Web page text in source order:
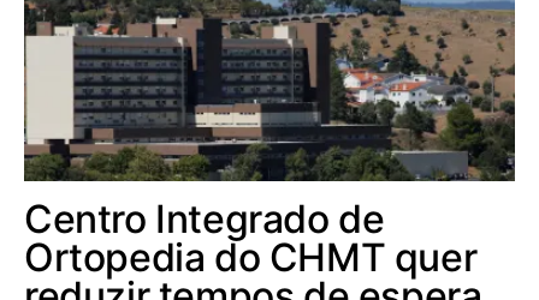
Centro Integrado de
Ortopedia do CHMT quer